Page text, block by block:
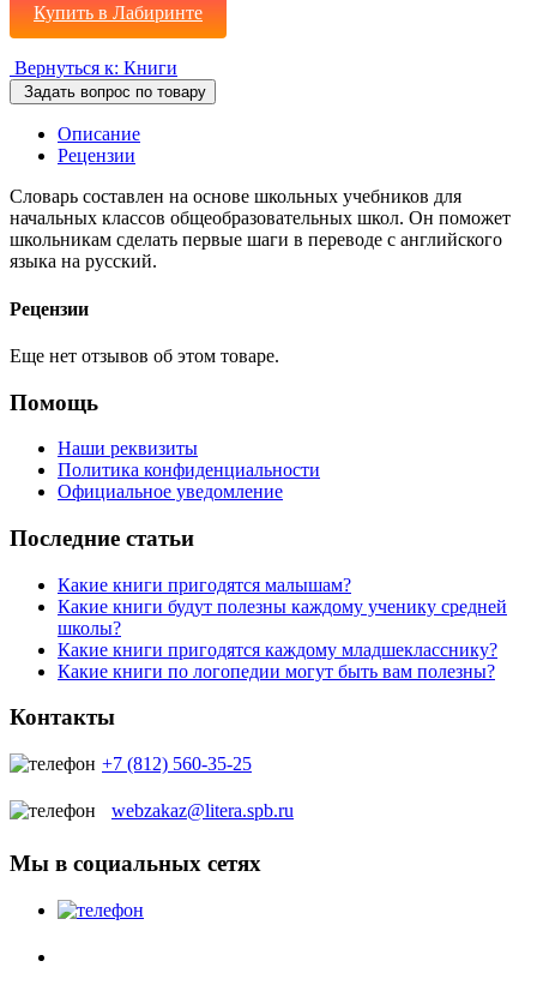
Купить в Лабиринте
Вернуться к: Книги
Задать вопрос по товару
Описание
Рецензии
Словарь составлен на основе школьных учебников для
начальных классов общеобразовательных школ. Он поможет
школьникам сделать первые шаги в переводе с английского
языка на русский.
Рецензии
Еще нет отзывов об этом товаре.
Помощь
Наши реквизиты
Политика конфиденциальности
Официальное уведомление
Последние статьи
Какие книги пригодятся малышам?
Какие книги будут полезны каждому ученику средней
школы?
Какие книги пригодятся каждому младшекласснику?
Какие книги по логопедии могут быть вам полезны?
Контакты
+7 (812) 560-35-25
webzakaz@litera.spb.ru
Мы в социальных сетях